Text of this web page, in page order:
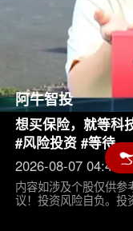
阿牛智投
想买保险，就等科
#风险投资 #等待
2026-08-07 04:45
内容如涉及个股仅供参
议！投资风险自负。投